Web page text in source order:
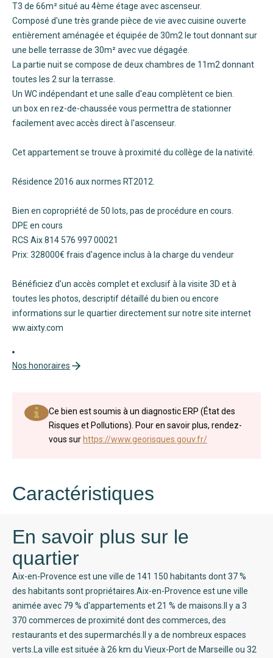
T3 de 66m² situé au 4ème étage avec ascenseur.
Composé d'une très grande pièce de vie avec cuisine ouverte
entièrement aménagée et équipée de 30m2 le tout donnant sur
une belle terrasse de 30m² avec vue dégagée.
La partie nuit se compose de deux chambres de 11m2 donnant
toutes les 2 sur la terrasse.
Un WC indépendant et une salle d'eau complètent ce bien.
un box en rez-de-chaussée vous permettra de stationner
facilement avec accès direct à l'ascenseur.
Cet appartement se trouve à proximité du collège de la nativité.
Résidence 2016 aux normes RT2012.
Bien en copropriété de 50 lots, pas de procédure en cours.
DPE en cours
RCS Aix 814 576 997 00021
Prix: 328000€ frais d'agence inclus à la charge du vendeur
Bénéficiez d'un accès complet et exclusif à la visite 3D et à
toutes les photos, descriptif détaillé du bien ou encore
informations sur le quartier directement sur notre site internet
ww.aixty.com
Nos honoraires
Ce bien est soumis à un diagnostic ERP (État des
Risques et Pollutions). Pour en savoir plus, rendez-
vous surhttps://www.georisques.gouv.fr/
Caractéristiques
En savoir plus sur le
quartier
Aix-en-Provence est une ville de 141 150 habitants dont 37 %
des habitants sont propriétaires.Aix-en-Provence est une ville
animée avec 79 % d'appartements et 21 % de maisons.Il y a 3
370 commerces de proximité dont des commerces, des
restaurants et des supermarchés.Il y a de nombreux espaces
verts.La ville est située à 26 km du Vieux-Port de Marseille ou 32